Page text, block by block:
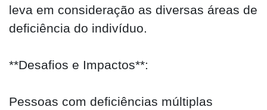
leva em consideração as diversas áreas de
deficiência do indivíduo.
**Desafios e Impactos**:
Pessoas com deficiências múltiplas